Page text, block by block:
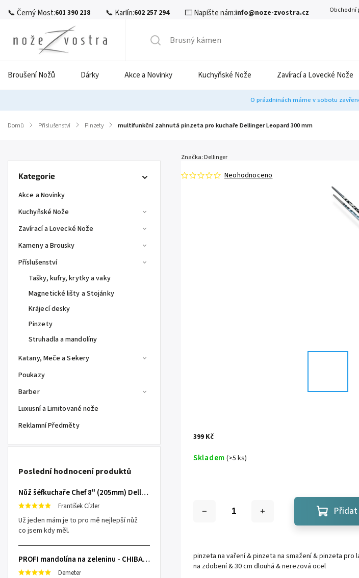
📞 Černý Most:601 390 218 📞 Karlín:602 257 294 ⌨️ Napište nám:info@noze-zvostra.cz Obchodní
Broušení Nožů Dárky Akce a Novinky Kuchyňské Nože Zavírací a Lovecké Nože
O prázdninách máme v sobotu
Domů / Příslušenství / Pinzety / multifunkční zahnutá pinzeta pro kuchaře Dellinger Leopard 300 mm
Kategorie
Akce a Novinky
Kuchyňské Nože
Zavírací a Lovecké Nože
Kameny a Brousky
Příslušenství
Tašky, kufry, krytky a vaky
Magnetické lišty a Stojánky
Krájecí desky
Pinzety
Struhadla a mandolíny
Katany, Meče a Sekery
Poukazy
Barber
Luxusní a Limitované nože
Reklamní Předměty
Poslední hodnocení produktů
Nůž šéfkuchaře Chef 8" (205mm) Dellinger TOIVO - Professional Damascus
František Cízler
Už jeden mám je to pro mě nejlepší nůž
co jsem kdy měl.
PROFI mandolína na zeleninu - CHIBA Japan, sengiri slicekun
Demeter
Neohodnoceno
Značka: Dellinger
399 Kč
Skladem (>5 ks)
Přidat
pinzeta na vaření & pinzeta na smažení & pinzeta pro
na zdobení & 30 cm dlouhá & nerezová ocel